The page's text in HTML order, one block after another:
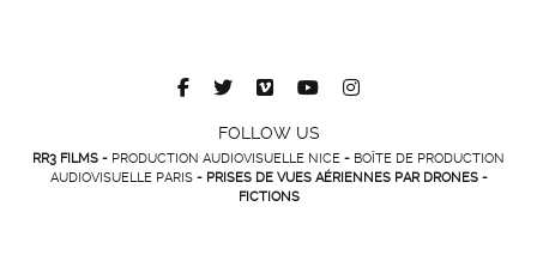
FOLLOW US
RR3 FILMS - PRODUCTION AUDIOVISUELLE NICE - BOÎTE DE PRODUCTION
AUDIOVISUELLE PARIS- PRISES DE VUES AÉRIENNES PAR DRONES -
FICTIONS